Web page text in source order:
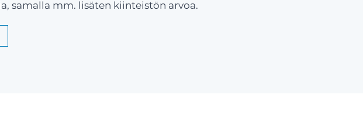
samalla mm. lisäten kiinteistön arvoa.